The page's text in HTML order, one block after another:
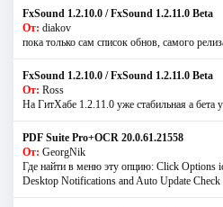
FxSound 1.2.10.0 / FxSound 1.2.11.0 Beta
От: diakov
пока только сам список обнов, самого
FxSound 1.2.10.0 / FxSound 1.2.11.0 Beta
От: Ross
На ГитХабе 1.2.11.0 уже стабильная а бета
PDF Suite Pro+OCR 20.0.61.21558
От: GeorgNik
Где найти в меню эту опцию: Click Options
Desktop Notifications and Auto Update